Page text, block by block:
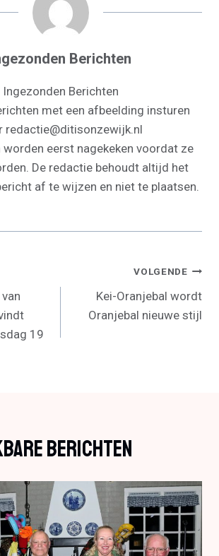
Berichten
Ingezonden Berichten
met een afbeelding insturen
redactie@ditisonzewijk.nl
worden eerst nagekeken voordat ze
De redactie behoudt altijd het
af te wijzen en niet te plaatsen.
19
VOLGENDE
Kei-Oranjebal wordt
Oranjebal nieuwe stijl
Berichten